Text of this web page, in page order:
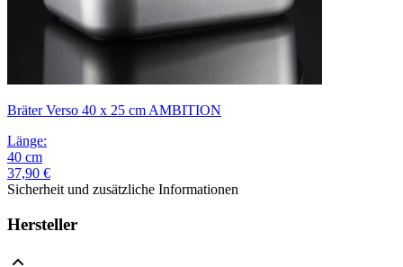
Bräter Verso 40 x 25 cm AMBITION
Länge:
40 cm
37,90 €
Sicherheit und zusätzliche Informationen
Hersteller